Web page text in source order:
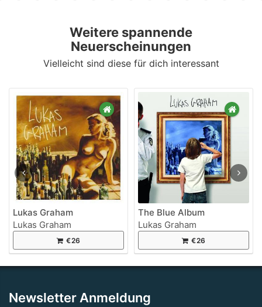
Weitere spannende
Neuerscheinungen
Vielleicht sind diese für dich interessant
Lukas Graham
Lukas Graham
€26
The Blue Album
Lukas Graham
€26
Newsletter Anmeldung